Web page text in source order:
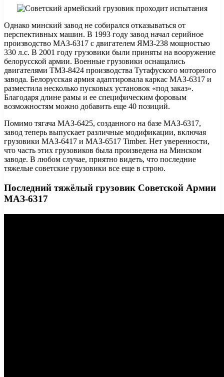
Однако минский завод не собирался отказываться от
перспективных машин. В 1993 году завод начал серийное
производство МАЗ-6317 с двигателем ЯМЗ-238 мощностью
330 л.с. В 2001 году грузовики были приняты на вооружение
белорусской армии. Военные грузовики оснащались
двигателями ТМЗ-8424 производства Тутафуского моторного
завода. Белорусская армия адаптировала каркас МАЗ-6317 и
разместила несколько пусковых установок «под заказ».
Благодаря длине рамы и ее специфическим форовым
возможностям можно добавить еще 40 позиций.
Помимо тягача МАЗ-6425, созданного на базе МАЗ-6317,
завод теперь выпускает различные модификации, включая
грузовики МАЗ-6417 и МАЗ-6517 Timber. Нет уверенности,
что часть этих грузовиков была произведена на Минском
заводе. В любом случае, приятно видеть, что последние
тяжелые советские грузовики все еще в строю.
Последний тяжёлый грузовик Советской Армии
МАЗ-6317